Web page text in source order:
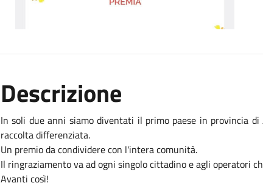
Descrizione
In soli due anni siamo diventati il primo paese in provincia
raccolta differenziata.
Un premio da condividere con l'intera comunità.
Il ringraziamento va ad ogni singolo cittadino e agli operatori
Avanti così!